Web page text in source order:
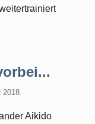
2018
Aikido